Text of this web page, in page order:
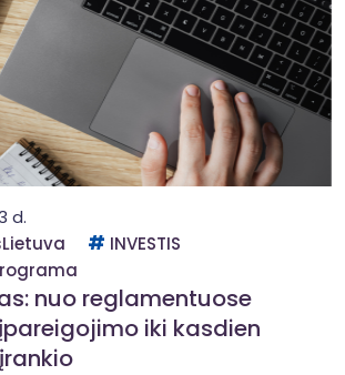
d.
INVESTIS
nuo reglamentuose
iki kasdien